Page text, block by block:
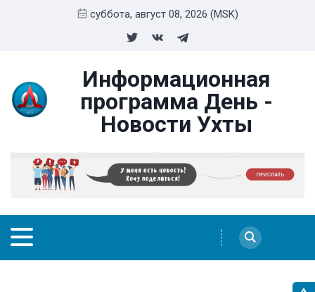
суббота, август 08, 2026 (MSK)
Информационная
программа День -
Новости Ухты